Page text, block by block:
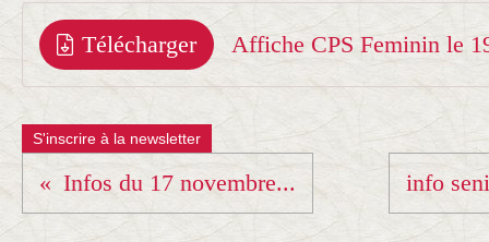
Télécharger Affiche CPS Feminin le
S'inscrire à la newsletter
Infos du 17 novembre... info